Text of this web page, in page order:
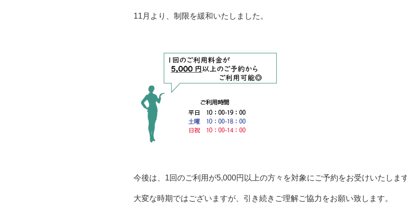
11月より、制限を緩和いたしました。
今後は、1回のご利用が5,000円以上の方々を対象にご予約をお受けいたします
大変な時期ではございますが、引き続きご理解ご協力をお願い致します。